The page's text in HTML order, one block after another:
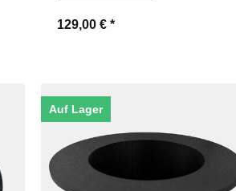
129,00 € *
Auf Lager